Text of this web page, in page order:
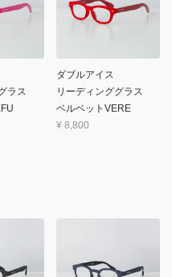
ラス
ダブルアイス
リーディンググラス
ベルベットVERE
¥ 8,800